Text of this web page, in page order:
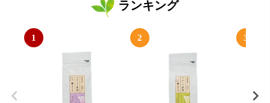
ランキング
1 2 3